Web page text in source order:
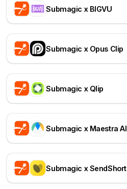
Submagic x BIGVU
Submagic x Opus Clip
Submagic x Qlip
Submagic x Maestra AI
Submagic x SendShort